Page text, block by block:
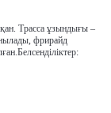
Трасса ұзындығы –
фрирайд